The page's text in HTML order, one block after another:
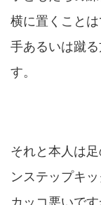
横に置くこと
手あるいは蹴
す。
それと本人は
ンステップキ